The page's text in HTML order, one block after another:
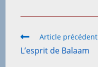
Article précédent
L’esprit de Balaam